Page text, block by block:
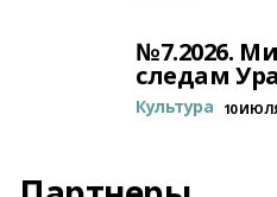
№7.2026.
следам
Культура 10